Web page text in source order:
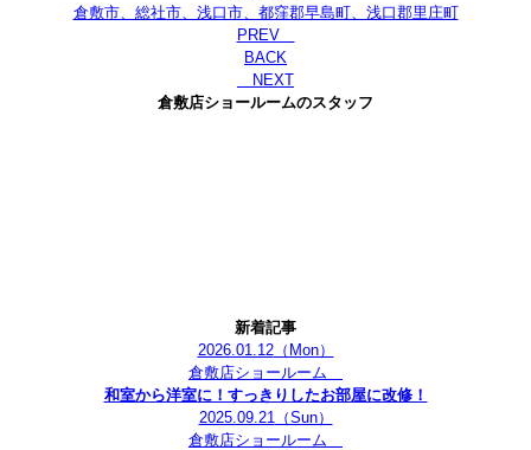
倉敷市、総社市、浅口市、都窪郡早島町、浅口郡里庄町
PREV
BACK
NEXT
倉敷店ショールームのスタッフ
新着記事
2026.01.12（Mon）
倉敷店ショールーム
和室から洋室に！すっきりしたお部屋に改修！
2025.09.21（Sun）
倉敷店ショールーム